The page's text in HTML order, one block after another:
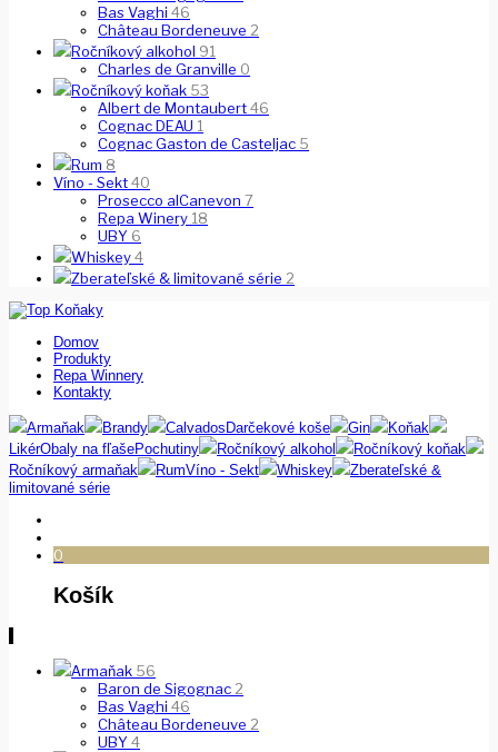
Bas Vaghi 46
Château Bordeneuve 2
Ročníkový alkohol 91
Charles de Granville 0
Ročníkový koňak 53
Albert de Montaubert46
Cognac DEAU 1
Cognac Gaston de Casteljac 5
Rum 8
Víno - Sekt40
Prosecco alCanevon 7
Repa Winery 18
UBY 6
Whiskey4
Zberateľské & limitované série 2
Domov
Produkty
Repa Winnery
Kontakty
Armaňak Brandy Calvados Darčekové koše Gin
Koňak
LikérObaly na fľašePochutiny Ročníkový alkohol
Ročníkový koňak
Ročníkový armaňak
RumVíno - Sekt Whiskey
Zberateľské &
limitované série
0
Košík
Armaňak 56
Baron de Sigognac 2
Bas Vaghi 46
Château Bordeneuve 2
UBY 4